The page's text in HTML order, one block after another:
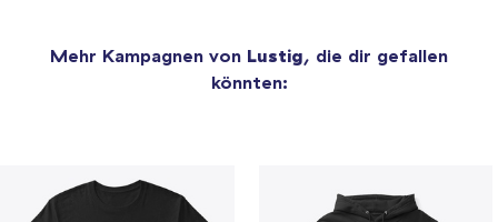
Mehr Kampagnen von Lustig, die dir gefallen
könnten: